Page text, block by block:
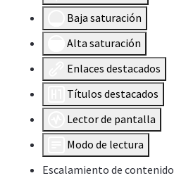
Baja saturación
Alta saturación
Enlaces destacados
Títulos destacados
Lector de pantalla
Modo de lectura
Escalamiento de contenido